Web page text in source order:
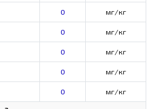
0 мг/кг
0 мг/кг
0 мг/кг
0 мг/кг
0 мг/кг